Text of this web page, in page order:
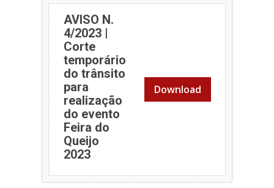
AVISO N.
4/2023 |
Corte
temporário
do trânsito
para
realização
do evento
Feira do
Queijo
2023
Download